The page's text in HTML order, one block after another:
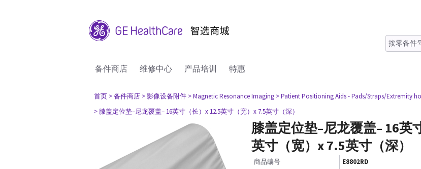
备件商店 维修中心 产品培训 特惠
首页 > 备件商店 > 影像设备附件 > Magnetic Resonance Imaging > Patient Positioning Aids - Pads/Straps/Extremity
> 膝盖定位垫–尼龙覆盖– 16英寸（长）x 12.5英寸（宽）x 7.5英寸（深）
膝盖定位垫–尼龙覆盖– 16英
英寸（宽）x 7.5英寸（深）
商品编号
E8802RD